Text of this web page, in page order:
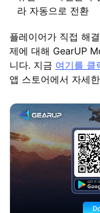
라 자동으로 전환
플레이어가 직접 해
제에 대해 GearUP
니다. 지금 여기를 클
앱 스토어에서 자세